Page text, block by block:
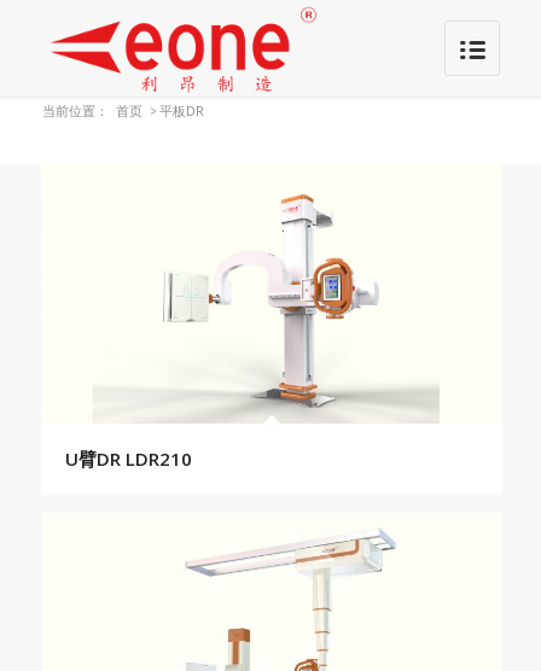
当前位置： 首页 > 平板DR
U臂DR LDR210